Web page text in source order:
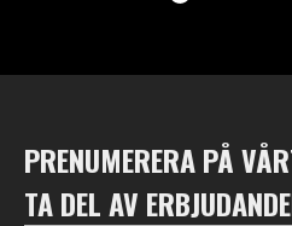
PRENUMERERA PÅ
TA DEL AV